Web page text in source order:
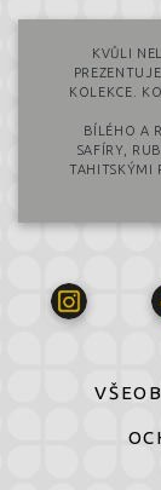
KVŮLI
KOLEKCE.
BÍLÉHO A
SAFÍRY,
TAHITSKÝMI